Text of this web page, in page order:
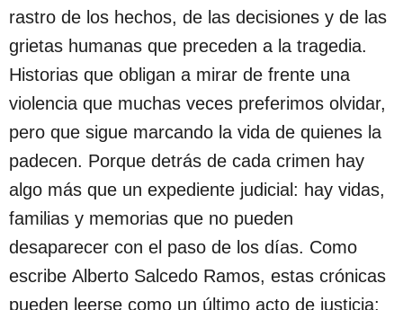
rastro de los hechos, de las decisiones y de las
grietas humanas que preceden a la tragedia.
Historias que obligan a mirar de frente una
violencia que muchas veces preferimos olvidar,
pero que sigue marcando la vida de quienes la
padecen. Porque detrás de cada crimen hay
algo más que un expediente judicial: hay vidas,
familias y memorias que no pueden
desaparecer con el paso de los días. Como
escribe Alberto Salcedo Ramos, estas crónicas
pueden leerse como un último acto de justicia: